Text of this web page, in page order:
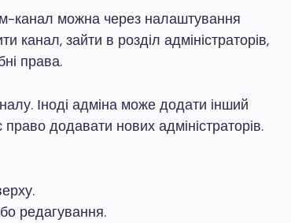
канал можна через налаштування
канал, зайти в розділ адміністраторів,
права.
Іноді адміна може додати інший
додавати нових адміністраторів.
редагування.